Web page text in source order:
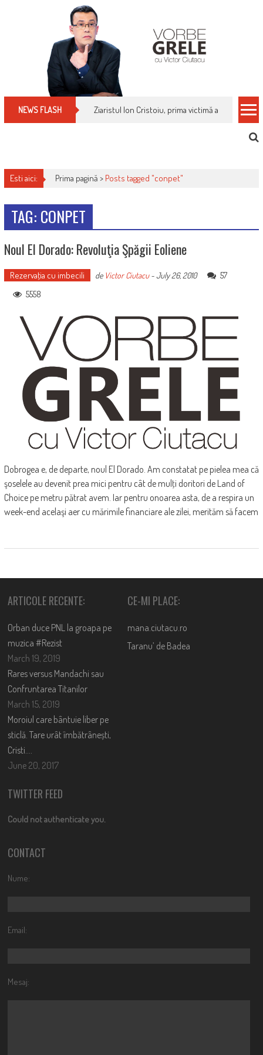
NEWS FLASH Ziaristul Ion Cristoiu, prima victimă a noi
Esti aici: Prima pagină > Posts tagged "conpet"
TAG: CONPET
Noul El Dorado: Revoluţia Şpăgii Eoliene
Rezervaţia cu imbecili de Victor Ciutacu-July 26, 2010
57
5558
Dobrogea e, de departe, noul El Dorado. Am constatat pe pielea mea că
şoselele au devenit prea mici pentru cât de mulţi doritori de Land of
Choice pe metru pătrat avem. Iar pentru onoarea asta, de a respira un
week-end acelaşi aer cu mărimile financiare ale zilei, merităm să facem
ARTICOLE RECENTE:
Orban duce PNL la groapa pe
muzica #Rezist
March 19, 2019
Rares versus Mandachi sau
Confruntarea Titanilor
March 15, 2019
Moroiul care bântuie liber pe
sticlă. Tare urât îmbătrânești,
Cristi….
June 20, 2017
CE-MI PLACE:
mana.ciutacu.ro
Taranu’ de Badea
TWITTER FEED
Could not authenticate you.
CONTACT
Nume:
Email:
Mesaj: